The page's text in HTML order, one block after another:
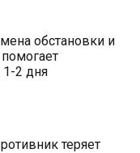
обстановки и
1-2 дня
теряет